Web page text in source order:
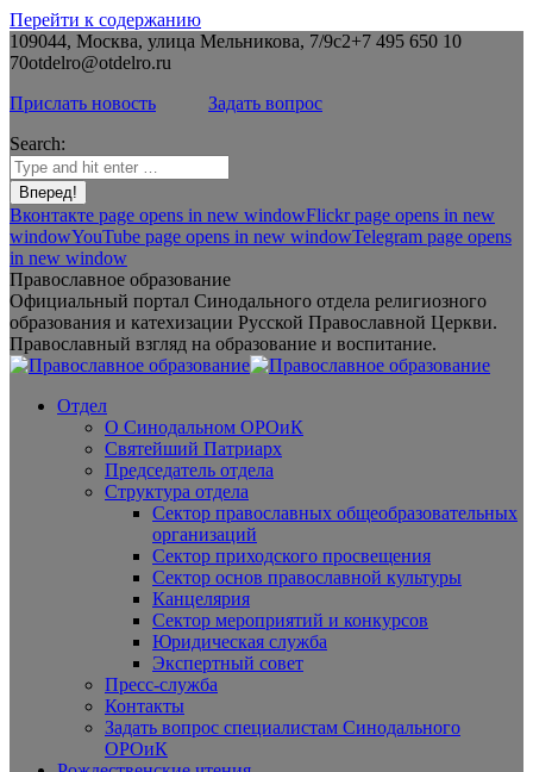
Перейти к содержанию
109044, Москва, улица Мельникова, 7/9с2+7 495 650 10
70otdelro@otdelro.ru
Прислать новость
Задать вопрос
Search:
Вконтакте page opens in new windowFlickr page opens in new
windowYouTube page opens in new windowTelegram page opens
in new window
Православное образование
Официальный портал Синодального отдела религиозного
образования и катехизации Русской Православной Церкви.
Православный взгляд на образование и воспитание.
Отдел
О Синодальном ОРОиК
Святейший Патриарх
Председатель отдела
Структура отдела
Сектор православных общеобразовательных
организаций
Сектор приходского просвещения
Сектор основ православной культуры
Канцелярия
Сектор мероприятий и конкурсов
Юридическая служба
Экспертный совет
Пресс-служба
Контакты
Задать вопрос специалистам Синодального
ОРОиК